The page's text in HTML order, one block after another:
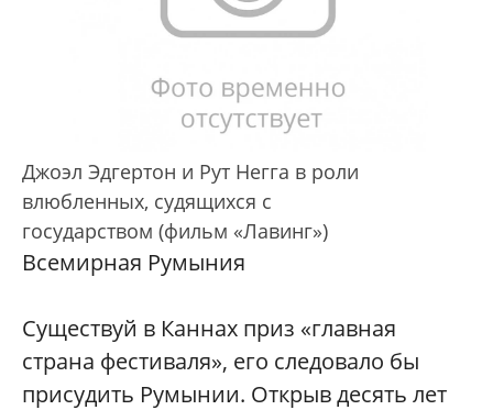
Джоэл Эдгертон и Рут Негга в роли
влюбленных, судящихся с
государством (фильм «Лавинг»)
Всемирная Румыния
Существуй в Каннах приз «главная
страна фестиваля», его следовало бы
присудить Румынии. Открыв десять лет